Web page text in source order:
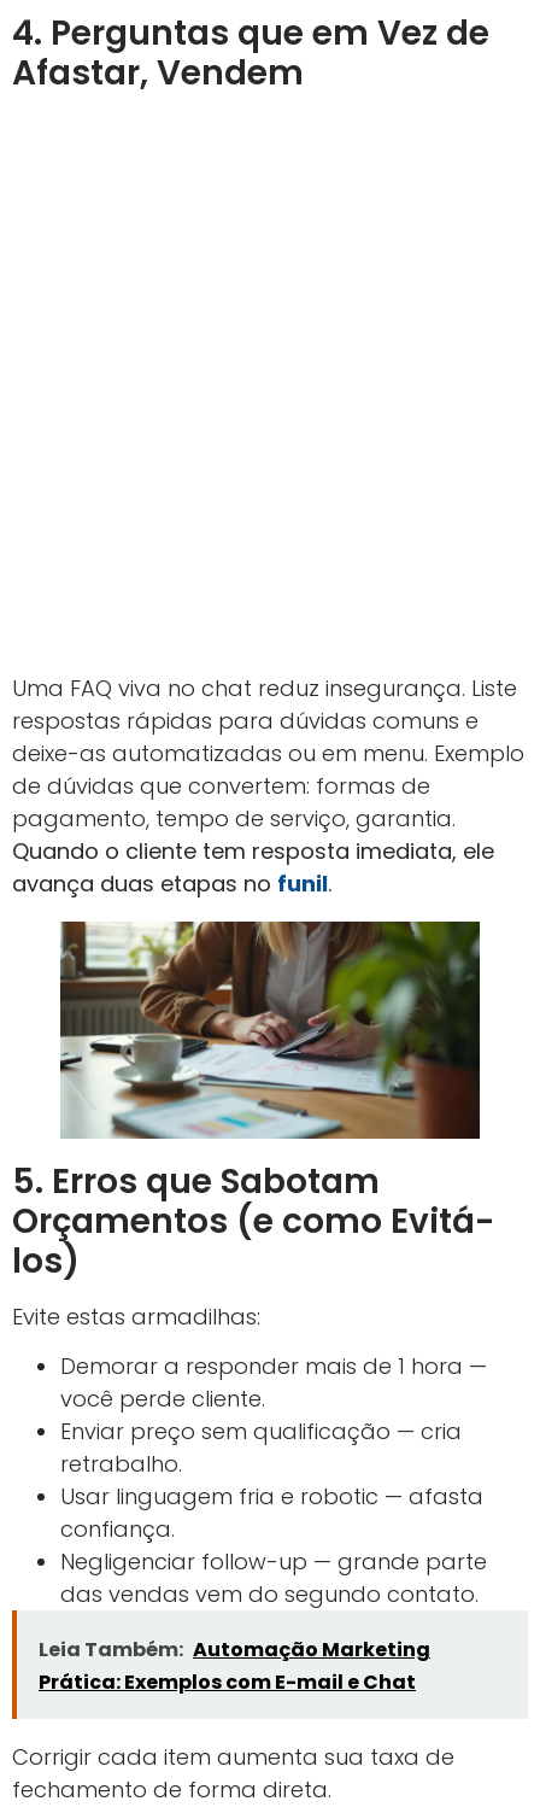
4. Perguntas que em Vez de
Afastar, Vendem
Uma FAQ viva no chat reduz insegurança. Liste
respostas rápidas para dúvidas comuns e
deixe-as automatizadas ou em menu. Exemplo
de dúvidas que convertem: formas de
pagamento, tempo de serviço, garantia.
Quando o cliente tem resposta imediata, ele
avança duas etapas no funil.
5. Erros que Sabotam
Orçamentos (e como Evitá-
los)
Evite estas armadilhas:
Demorar a responder mais de 1 hora —
você perde cliente.
Enviar preço sem qualificação — cria
retrabalho.
Usar linguagem fria e robotic — afasta
confiança.
Negligenciar follow-up — grande parte
das vendas vem do segundo contato.
Leia Também: Automação Marketing
Prática: Exemplos com E-mail e Chat
Corrigir cada item aumenta sua taxa de
fechamento de forma direta.